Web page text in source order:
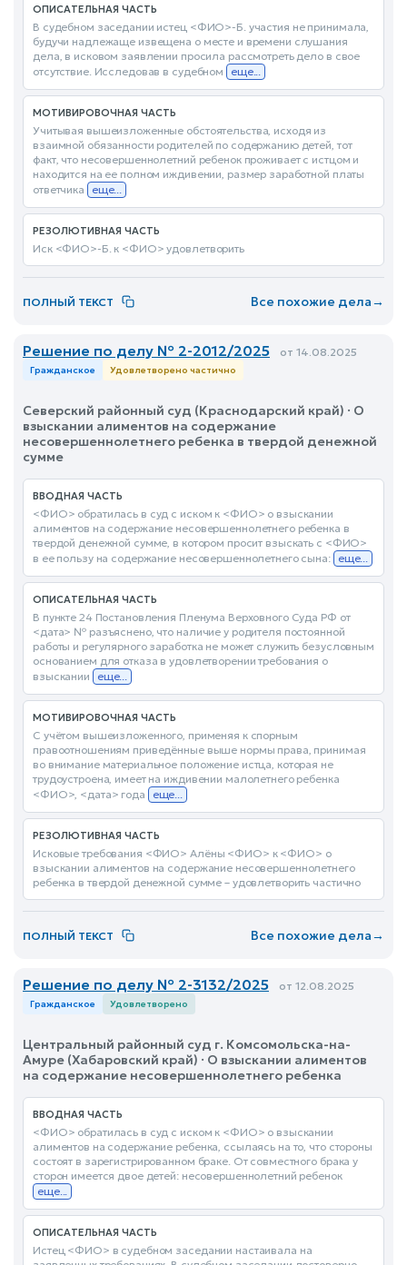
ОПИСАТЕЛЬНАЯ ЧАСТЬ
В судебном заседании истец <ФИО>-Б. участия не принимала,
будучи надлежаще извещена о месте и времени слушания
дела, в исковом заявлении просила рассмотреть дело в свое
отсутствие. Исследовав в судебном
еще...
МОТИВИРОВОЧНАЯ ЧАСТЬ
Учитывая вышеизложенные обстоятельства, исходя из
взаимной обязанности родителей по содержанию детей, тот
факт, что несовершеннолетний ребенок проживает с истцом и
находится на ее полном иждивении, размер заработной платы
ответчика
еще...
РЕЗОЛЮТИВНАЯ ЧАСТЬ
Иск <ФИО>-Б. к <ФИО> удовлетворить
ПОЛНЫЙ ТЕКСТ Все похожие дела→
Решение по делу № 2-2012/2025 от 14.08.2025
Гражданское Удовлетворено частично
Северский районный суд (Краснодарский край) · О
взыскании алиментов на содержание
несовершеннолетнего ребенка в твердой денежной
сумме
ВВОДНАЯ ЧАСТЬ
<ФИО> обратилась в суд с иском к <ФИО> о взыскании
алиментов на содержание несовершеннолетнего ребенка в
твердой денежной сумме, в котором просит взыскать с <ФИО>
в ее пользу на содержание несовершеннолетнего сына: еще...
ОПИСАТЕЛЬНАЯ ЧАСТЬ
В пункте 24 Постановления Пленума Верховного Суда РФ от
<дата> № разъяснено, что наличие у родителя постоянной
работы и регулярного заработка не может служить безусловным
основанием для отказа в удовлетворении требования о
взыскании
еще...
МОТИВИРОВОЧНАЯ ЧАСТЬ
С учётом вышеизложенного, применяя к спорным
правоотношениям приведённые выше нормы права, принимая
во внимание материальное положение истца, которая не
трудоустроена, имеет на иждивении малолетнего ребенка
<ФИО>, <дата> года
еще...
РЕЗОЛЮТИВНАЯ ЧАСТЬ
Исковые требования <ФИО> Алёны <ФИО> к <ФИО> о
взыскании алиментов на содержание несовершеннолетнего
ребенка в твердой денежной сумме – удовлетворить частично
ПОЛНЫЙ ТЕКСТ Все похожие дела→
Решение по делу № 2-3132/2025 от 12.08.2025
Гражданское Удовлетворено
Центральный районный суд г. Комсомольска-на-
Амуре (Хабаровский край) · О взыскании алиментов
на содержание несовершеннолетнего ребенка
ВВОДНАЯ ЧАСТЬ
<ФИО> обратилась в суд с иском к <ФИО> о взыскании
алиментов на содержание ребенка, ссылаясь на то, что стороны
состоят в зарегистрированном браке. От совместного брака у
сторон имеется двое детей: несовершеннолетний ребенок
еще...
ОПИСАТЕЛЬНАЯ ЧАСТЬ
Истец <ФИО> в судебном заседании настаивала на